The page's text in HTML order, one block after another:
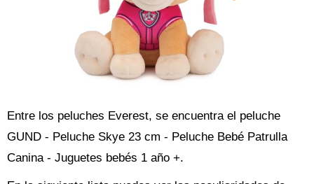
Entre los peluches Everest, se encuentra el peluche
GUND - Peluche Skye 23 cm - Peluche Bebé Patrulla
Canina - Juguetes bebés 1 año +.